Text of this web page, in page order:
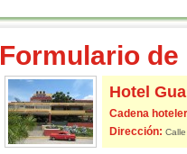
Formulario
Hotel
Cadena
Dirección: